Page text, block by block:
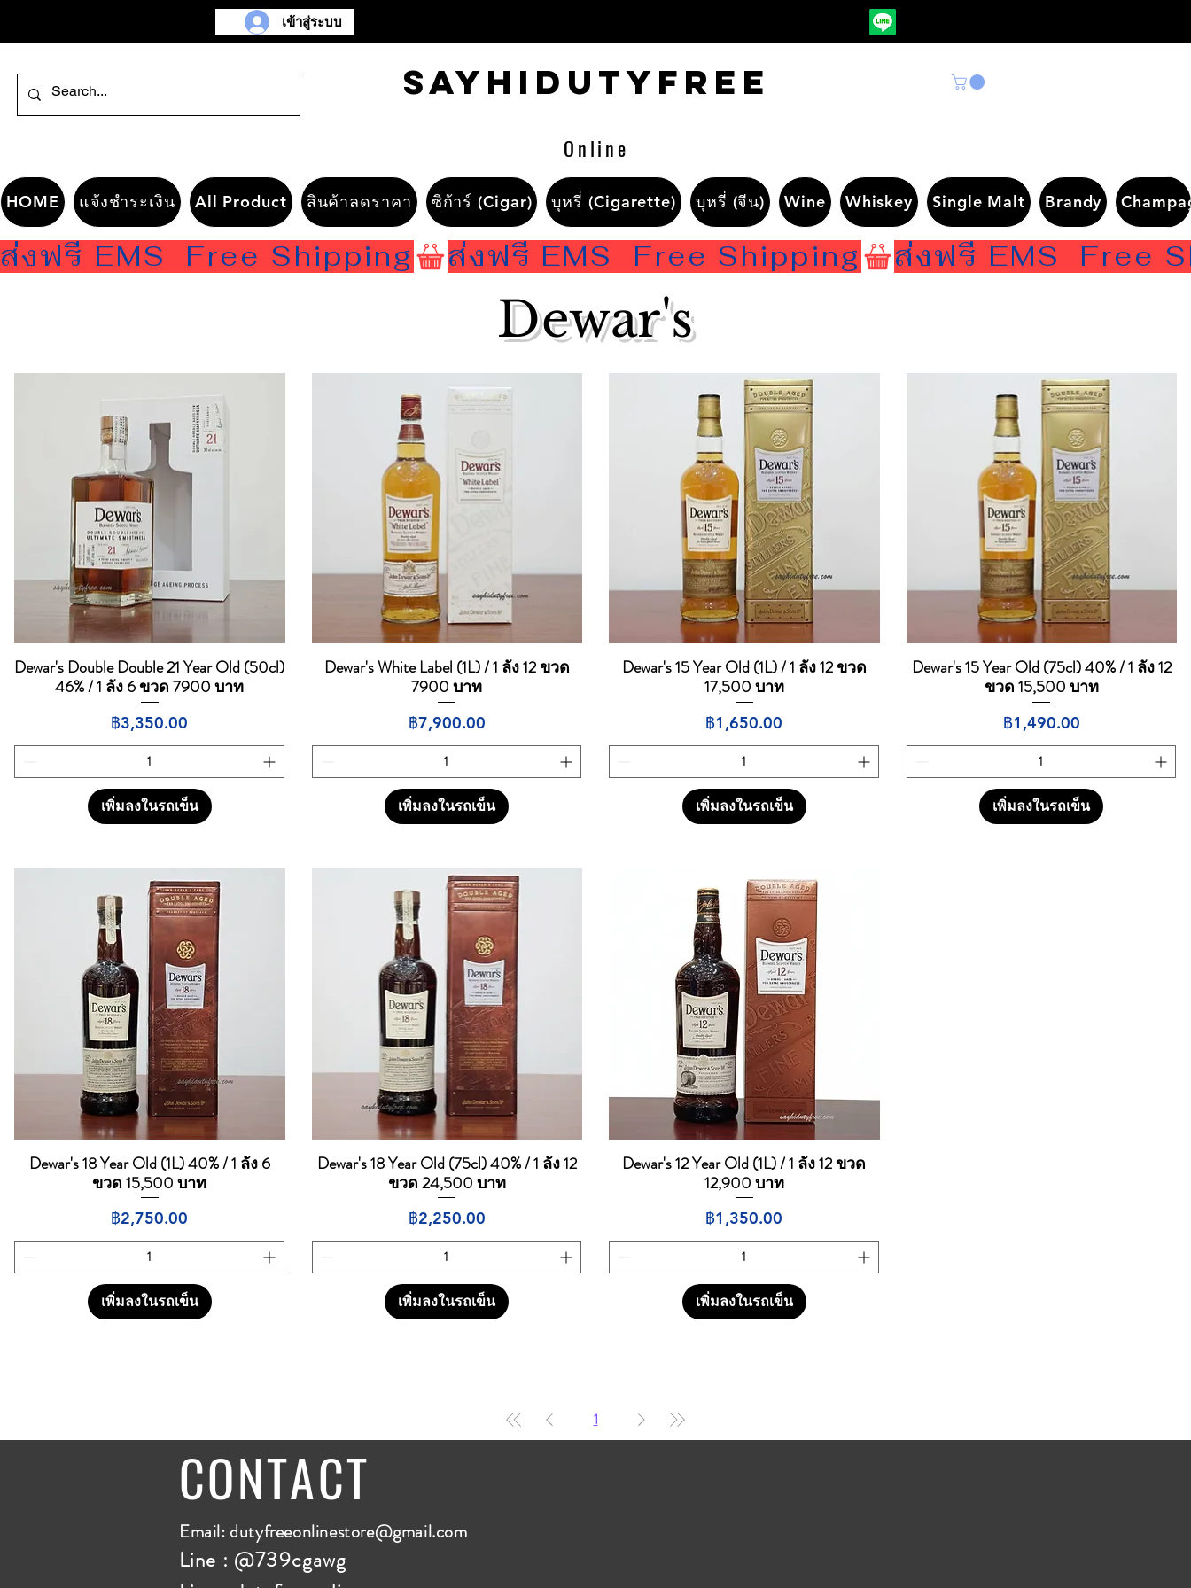
เข้าสู่ระบบ
Sayhidutyfree
Online
HOME แจ้งชำระเงิน All Product สินค้าลดราคา ซิก้าร์ (Cigar) บุหรี่ (Cigarette) บุหรี่ (จีน) Wine Whiskey Single Malt Brandy
ส่งฟรี EMS  Free Shipping
Dewar's
ดูข้อมูลด่วน
Dewar's Double Double 21 Year Old (50cl)
46% / 1 ลัง 6 ขวด 7900 บาท
ราคา
฿3,350.00
เพิ่มลงในรถเข็น
ดูข้อมูลด่วน
Dewar's White Label (1L) / 1 ลัง 12 ขวด
7900 บาท
ราคา
฿7,900.00
เพิ่มลงในรถเข็น
ดูข้อมูลด่วน
Dewar's 15 Year Old (1L) / 1 ลัง 12 ขวด
17,500 บาท
ราคา
฿1,650.00
เพิ่มลงในรถเข็น
ดูข้อมูลด่วน
Dewar's 15 Year Old (75cl) 40% / 1 ลัง 12
ขวด 15,500 บาท
ราคา
฿1,490.00
เพิ่มลงในรถเข็น
ดูข้อมูลด่วน
Dewar's 18 Year Old (1L) 40% / 1 ลัง 6
ขวด 15,500 บาท
ราคา
฿2,750.00
เพิ่มลงในรถเข็น
ดูข้อมูลด่วน
Dewar's 18 Year Old (75cl) 40% / 1 ลัง 12
ขวด 24,500 บาท
ราคา
฿2,250.00
เพิ่มลงในรถเข็น
ดูข้อมูลด่วน
Dewar's 12 Year Old (1L) / 1 ลัง 12 ขวด
12,900 บาท
ราคา
฿1,350.00
เพิ่มลงในรถเข็น
1
CONTACT
Email: dutyfreeonlinestore@gmail.com
Line : @739cgawg